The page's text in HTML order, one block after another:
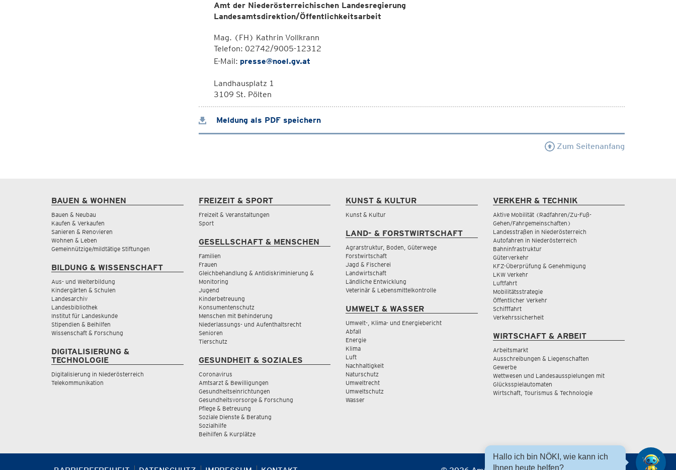
Amt der Niederösterreichischen Landesregierung
Landesamtsdirektion/Öffentlichkeitsarbeit
Mag. (FH) Kathrin Vollkrann
Telefon: 02742/9005-12312
E-Mail: presse@noel.gv.at
Landhausplatz 1
3109 St. Pölten
Meldung als PDF speichern
Zum Seitenanfang
BAUEN & WOHNEN
Bauen & Neubau
Kaufen & Verkaufen
Sanieren & Renovieren
Wohnen & Leben
Gemeinnützige/mildtätige Stiftungen
BILDUNG & WISSENSCHAFT
Aus- und Weiterbildung
Kindergärten & Schulen
Landesarchiv
Landesbibliothek
Institut für Landeskunde
Stipendien & Beihilfen
Wissenschaft & Forschung
DIGITALISIERUNG &
TECHNOLOGIE
Digitalisierung in Niederösterreich
Telekommunikation
FREIZEIT & SPORT
Freizeit & Veranstaltungen
Sport
GESELLSCHAFT & MENSCHEN
Familien
Frauen
Gleichbehandlung & Antidiskriminierung &
Monitoring
Jugend
Kinderbetreuung
Konsumentenschutz
Menschen mit Behinderung
Niederlassungs- und Aufenthaltsrecht
Senioren
Tierschutz
GESUNDHEIT & SOZIALES
Coronavirus
Amtsarzt & Bewilligungen
Gesundheitseinrichtungen
Gesundheitsvorsorge & Forschung
Pflege & Betreuung
Soziale Dienste & Beratung
Sozialhilfe
Beihilfen & Kurplätze
KUNST & KULTUR
Kunst & Kultur
LAND- & FORSTWIRTSCHAFT
Agrarstruktur, Boden, Güterwege
Forstwirtschaft
Jagd & Fischerei
Landwirtschaft
Ländliche Entwicklung
Veterinär & Lebensmittelkontrolle
UMWELT & WASSER
Umwelt-, Klima- und Energiebericht
Abfall
Energie
Klima
Luft
Nachhaltigkeit
Naturschutz
Umweltrecht
Umweltschutz
Wasser
VERKEHR & TECHNIK
Aktive Mobilität (Radfahren/Zu-Fuß-
Gehen/Fahrgemeinschaften)
Landesstraßen in Niederösterreich
Autofahren in Niederösterreich
Bahninfrastruktur
Güterverkehr
KFZ-Überprüfung & Genehmigung
LKW Verkehr
Luftfahrt
Mobilitätsstrategie
Öffentlicher Verkehr
Schifffahrt
Verkehrssicherheit
WIRTSCHAFT & ARBEIT
Arbeitsmarkt
Ausschreibungen & Liegenschaften
Gewerbe
Wettwesen und Landesausspielungen mit
Glücksspielautomaten
Wirtschaft, Tourismus & Technologie
Hallo ich bin NÖKI, wie kann ich
Ihnen heute helfen?